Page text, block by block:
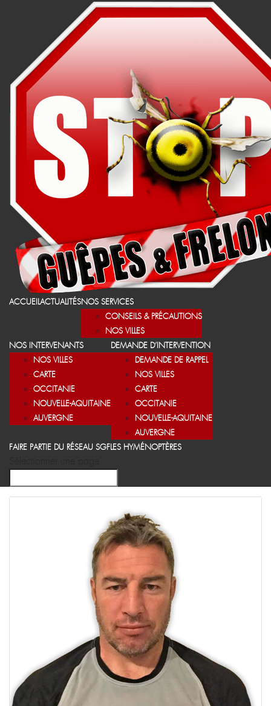
ACCUEILACTUALITÉSNOS SERVICES
CONSEILS & PRÉCAUTIONS
NOS VILLES
NOS INTERVENANTS
NOS VILLES
CARTE
OCCITANIE
NOUVELLE-AQUITAINE
AUVERGNE
DEMANDE D’INTERVENTION
DEMANDE DE RAPPEL
NOS VILLES
CARTE
OCCITANIE
NOUVELLE-AQUITAINE
AUVERGNE
FAIRE PARTIE DU RÉSEAU SGFLES HYMÉNOPTÈRES